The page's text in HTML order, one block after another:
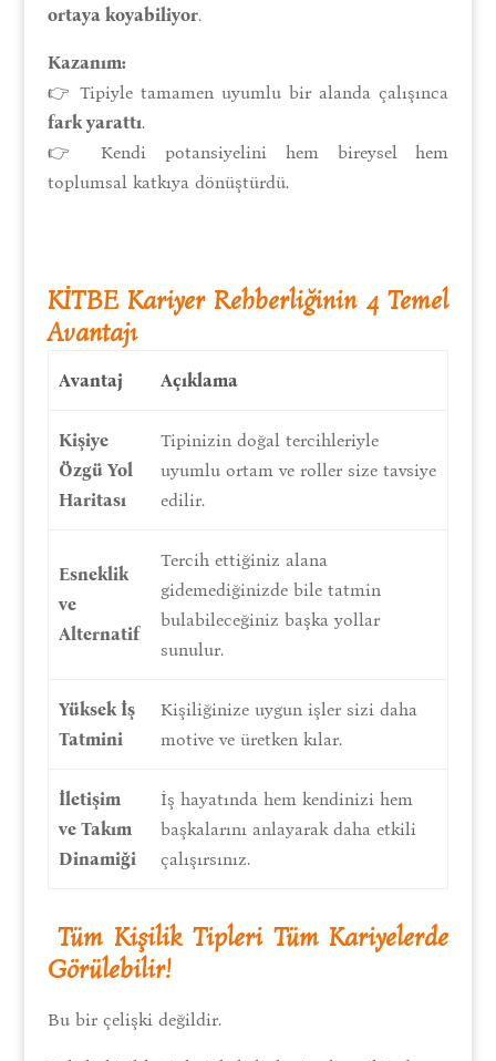
ortaya koyabiliyor.
Kazanım:
👉 Tipiyle tamamen uyumlu bir alanda çalışınca
fark yarattı.
👉 Kendi potansiyelini hem bireysel hem
toplumsal katkıya dönüştürdü.
KİTBE Kariyer Rehberliğinin 4 Temel
Avantajı
Avantaj Açıklama
Kişiye
Özgü Yol
Haritası
Tipinizin doğal tercihleriyle
uyumlu ortam ve roller size tavsiye
edilir.
Esneklik
ve
Alternatif
Tercih ettiğiniz alana
gidemediğinizde bile tatmin
bulabileceğiniz başka yollar
sunulur.
Yüksek İş
Tatmini
Kişiliğinize uygun işler sizi daha
motive ve üretken kılar.
İletişim
ve Takım
Dinamiği
İş hayatında hem kendinizi hem
başkalarını anlayarak daha etkili
çalışırsınız.
Tüm Kişilik Tipleri Tüm Kariyelerde
Görülebilir!
Bu bir çelişki değildir.